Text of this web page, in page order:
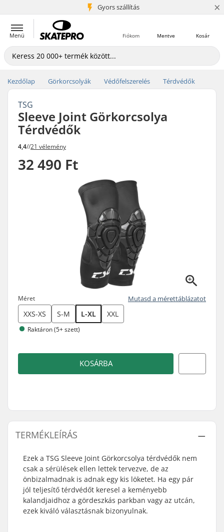
Gyors szállítás
5+ millió ügyfél ×
Menü Kosár
Mentve
Fiókom
Kezdőlap Görkorcsolyák Védőfelszerelés Térdvédők
TSG
Sleeve Joint Görkorcsolya
Térdvédők
4,4//21 vélemény
32 490 Ft
Méret Mutasd a mérettáblázatot
XXS-XS S-M L-XL XXL
Raktáron (5+ szett)
KOSÁRBA
TERMÉKLEÍRÁS
Ezek a TSG Sleeve Joint Görkorcsolya térdvédők nem
csak a sérülések ellen lettek tervezve, de az
önbizalmadnak is adnak egy kis löketet. Ha egy pár
jól teljesítő térdvédőt keresel a keményebb
kalandjaidhoz a gördeszkás parkban vagy az utcán,
ezek kiváló választásnak bizonyulnak.